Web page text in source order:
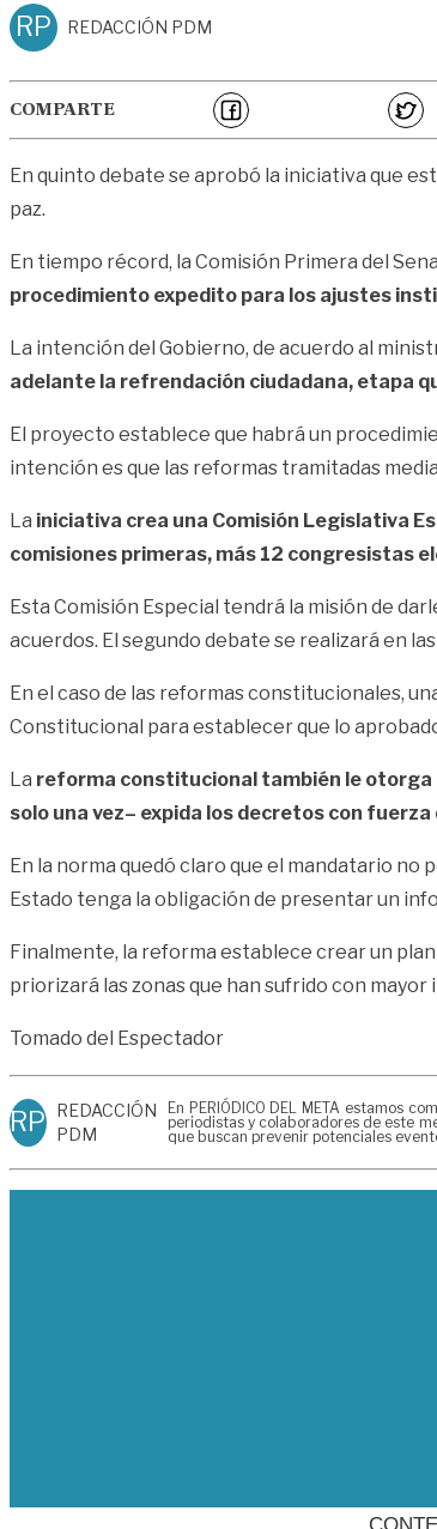
RP REDACCIÓN PDM
COMPARTE
En quinto debate se aprobó la iniciativa que
paz.
En tiempo récord, la Comisión Primera del
procedimiento expedito para los ajustes
La intención del Gobierno, de acuerdo al
adelante la refrendación ciudadana, etapa
El proyecto establece que habrá un
intención es que las reformas tramitadas
La iniciativa crea una Comisión Legislativa
comisiones primeras, más 12 congresistas
Esta Comisión Especial tendrá la misión de
acuerdos. El segundo debate se realizará en
En el caso de las reformas constitucionales,
Constitucional para establecer que lo
La reforma constitucional también le otorga
solo una vez– expida los decretos con
En la norma quedó claro que el mandatario no
Estado tenga la obligación de presentar un
Finalmente, la reforma establece crear un
priorizará las zonas que han sufrido con
Tomado del Espectador
RP REDACCIÓN
PDM
En PERIÓDICO DEL META estamos
periodistas y colaboradores de este
que buscan prevenir potenciales